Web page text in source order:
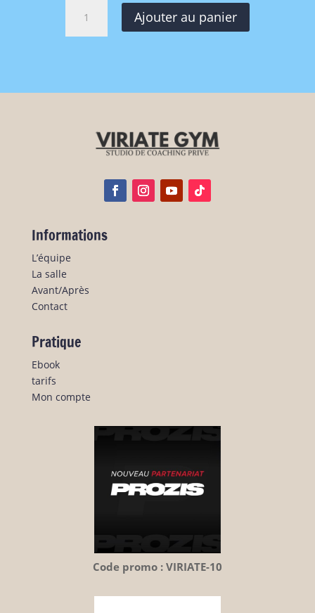
Ebook
patron
Ajouter au panier
Informations
L’équipe
La salle
Avant/Après
Contact
Pratique
Ebook
tarifs
Mon compte
Code promo : VIRIATE-10